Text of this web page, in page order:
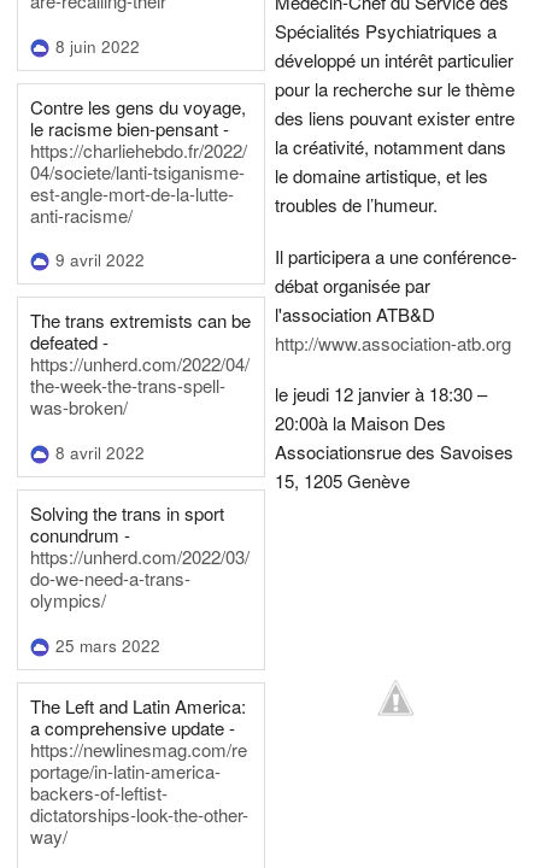
8 juin 2022
Contre les gens du voyage,
le racisme bien-pensant -
https://charliehebdo.fr/2022/
04/societe/lanti-tsiganisme-
est-angle-mort-de-la-lutte-
anti-racisme/
9 avril 2022
The trans extremists can be
defeated -
https://unherd.com/2022/04/
the-week-the-trans-spell-
was-broken/
8 avril 2022
Solving the trans in sport
conundrum -
https://unherd.com/2022/03/
do-we-need-a-trans-
olympics/
25 mars 2022
The Left and Latin America:
a comprehensive update -
https://newlinesmag.com/re
portage/in-latin-america-
backers-of-leftist-
dictatorships-look-the-other-
way/
Spécialités Psychiatriques a
développé un intérêt particulier
pour la recherche sur le thème
des liens pouvant exister entre
la créativité, notamment dans
le domaine artistique, et les
troubles de l’humeur.
Il participera a une conférence-
débat organisée par
l'association ATB&D
http://www.association-atb.org
le jeudi 12 janvier à 18:30 –
20:00à la Maison Des
Associationsrue des Savoises
15, 1205 Genève